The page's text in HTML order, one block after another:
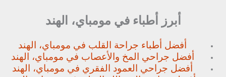
أبرز أطباء في مومباي، الهند
أفضل أطباء جراحة القلب في مومباي، الهند
أفضل جراحي المخ والأعصاب في مومباي، الهند
أفضل جراحي العمود الفقري في مومباي، الهند